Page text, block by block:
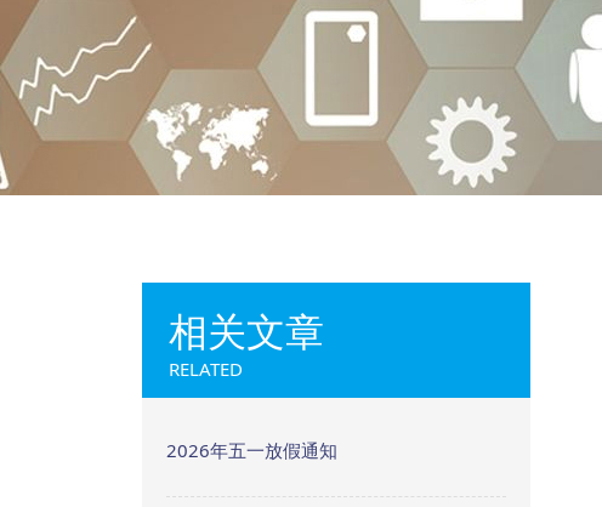
相关文章
RELATED
2026年五一放假通知